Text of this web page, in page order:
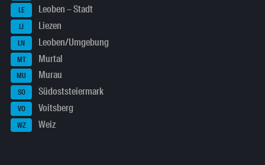
LE Leoben – Stadt
LI Liezen
LN Leoben/Umgebung
MT Murtal
MU Murau
SO Südoststeiermark
VO Voitsberg
WZ Weiz